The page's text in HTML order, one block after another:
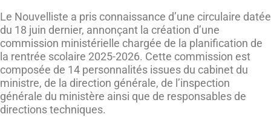
Le Nouvelliste a pris connaissance d’une circulaire datée
du 18 juin dernier, annonçant la création d’une
commission ministérielle chargée de la planification de
la rentrée scolaire 2025-2026. Cette commission est
composée de 14 personnalités issues du cabinet du
ministre, de la direction générale, de l’inspection
générale du ministère ainsi que de responsables de
directions techniques.